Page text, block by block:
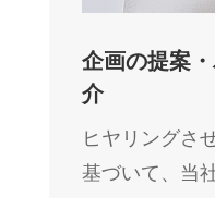
企画の提案
介
ヒヤリングさ
基づいて、当